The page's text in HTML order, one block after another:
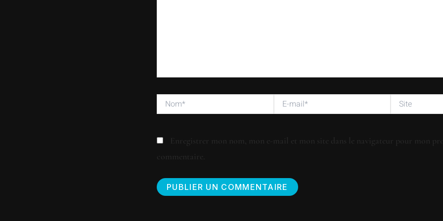
Nom*
mail*
Site
Enregistrer mon nom, mon e-mail et mon site dans le navigateur pour mon
commentaire.